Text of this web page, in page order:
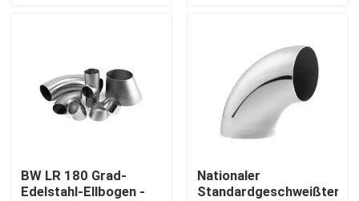
Neuigkeiten
Edelstahl-Platten-Blätter
BW LR 180 Grad-
Edelstahl-Ellbogen -
Nationaler
Standardgeschweißter